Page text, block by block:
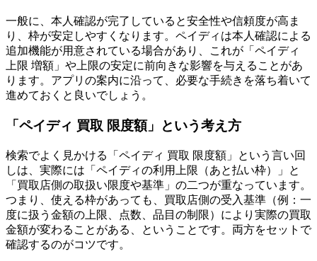
一般に、本人確認が完了していると安全性や信頼度が高ま
り、枠が安定しやすくなります。ペイディは本人確認による
追加機能が用意されている場合があり、これが「ペイディ
上限 増額」や上限の安定に前向きな影響を与えることがあ
ります。アプリの案内に沿って、必要な手続きを落ち着いて
進めておくと良いでしょう。
「ペイディ 買取 限度額」という考え方
検索でよく見かける「ペイディ 買取 限度額」という言い回
しは、実際には「ペイディの利用上限（あと払い枠）」と
「買取店側の取扱い限度や基準」の二つが重なっています。
つまり、使える枠があっても、買取店側の受入基準（例：一
度に扱う金額の上限、点数、品目の制限）により実際の買取
金額が変わることがある、ということです。両方をセットで
確認するのがコツです。